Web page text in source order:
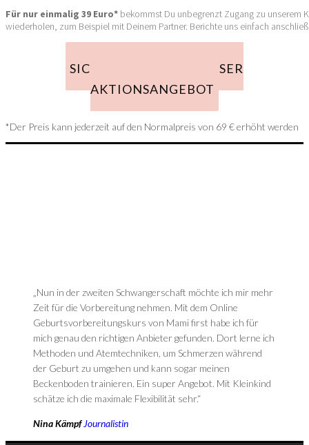
Für nur einmalig 39 Euro* bekommst Du unbegrenzt Zugang zu unserem
wiederholen, zum Beispiel mit Deinem Partner. Berichte uns einfach
SICHERE DIR JETZT UNSER
AKTIONSANGEBOT
*Der Preis kann jederzeit auf den Normalpreis von 69 € erhöht werden
„Nun in der zweiten Schwangerschaft möchte ich mir mehr
Zeit für die Vorbereitung nehmen. Mit dem Online
Geburtsvorbereitungskurs von Mami first habe ich für
mich genau den richtigen Anbieter gefunden. Dort lerne ich
Methoden und Atemtechniken, um Schmerzen während
der Geburt zu umgehen und kann sogar meinen
Beckenboden trainieren. Ein super Angebot. Mit Kleinkind
schätze ich die maximale Flexibilität sehr.“
Nina Kämpf Journalistin